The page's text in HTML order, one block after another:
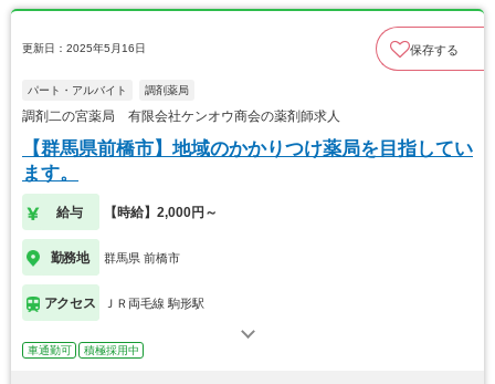
更新日：2025年5月16日 保存する
パート・アルバイト 調剤薬局
調剤二の宮薬局 有限会社ケンオウ商会の薬剤師求人
【群馬県前橋市】地域のかかりつけ薬局を目指してい
ます。
給与 【時給】2,000円～
勤務地 群馬県 前橋市
アクセス ＪＲ両毛線 駒形駅
車通勤可 積極採用中